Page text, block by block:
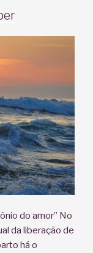
do amor” No
da liberação de
há o